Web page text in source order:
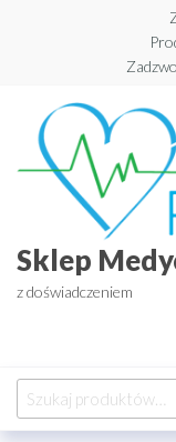
Sklep
z doświadczeniem
Szukaj: